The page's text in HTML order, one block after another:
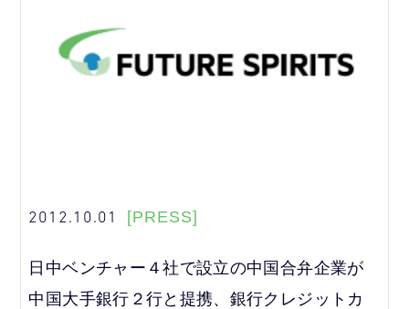
2012.10.01 [PRESS]
日中ベンチャー４社で設立の中国合弁企業が
中国大手銀行２行と提携、銀行クレジットカ